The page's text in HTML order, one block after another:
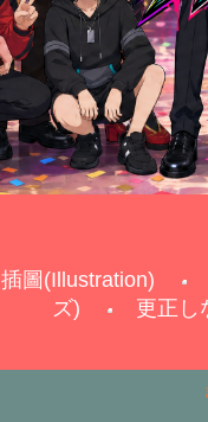
插圖(Illustration)
ズ)
更正し